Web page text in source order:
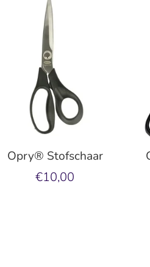
Opry® Stofschaar
€10,00